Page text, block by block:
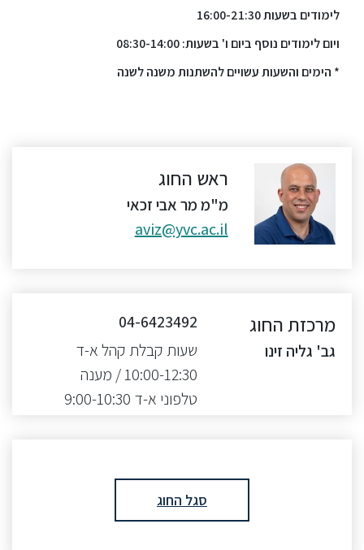
לימודים בשעות 16:00-21:30
ויום לימודים נוסף ביום ו' בשעות: 08:30-14:00
* הימים והשעות עשויים להשתנות משנה לשנה
ראש החוג
מ"מ מר אבי זכאי
aviz@yvc.ac.il
מרכזת החוג
גב' גליה זינו
04-6423492
שעות קבלת קהל א-ד
10:00-12:30 / מענה
טלפוני א-ד 9:00-10:30
סגל החוג